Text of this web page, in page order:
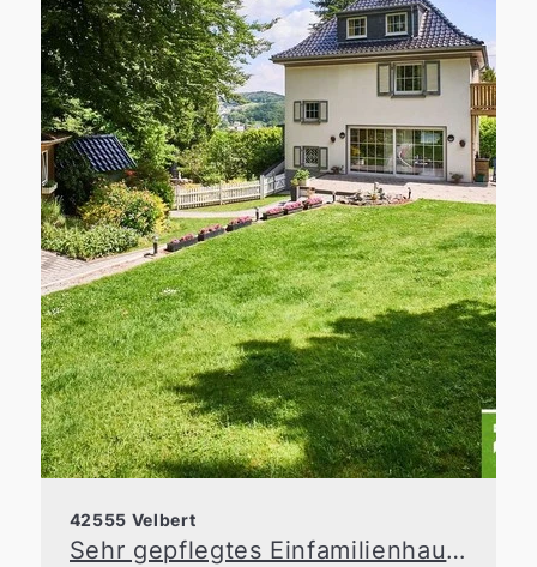
42555 Velbert
Sehr gepflegtes Einfamilienhaus mit liebevoll gestalteter Gartenanlage!